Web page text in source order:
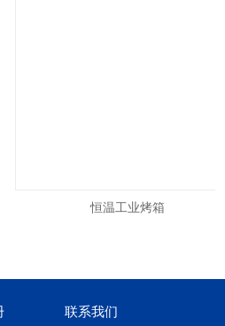
恒温工业烤箱
联系我们